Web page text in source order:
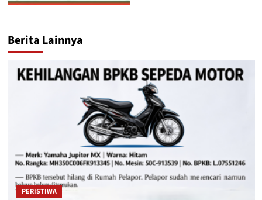
Berita Lainnya
PERISTIWA